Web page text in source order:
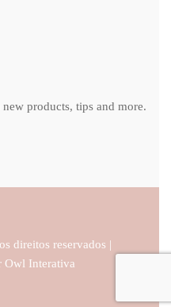
products, tips and more.
direitos reservados |
Owl Interativa